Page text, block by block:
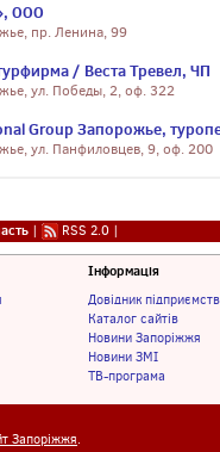
ООО
пр. Ленина, 99
/ Веста Тревел, ЧП
ул. Победы, 2, оф. 322
Group Запорожье,
ул. Панфиловцев, 9, оф. 200
| RSS 2.0 |
Інформація
Довідник підприємств
Каталог сайтів
Новини Запоріжжя
Новини ЗМІ
ТВ-програма
Запоріжжя.